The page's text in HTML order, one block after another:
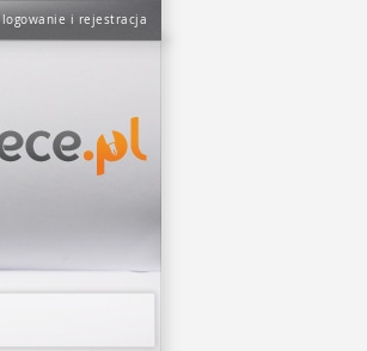
logowanie i rejestracja